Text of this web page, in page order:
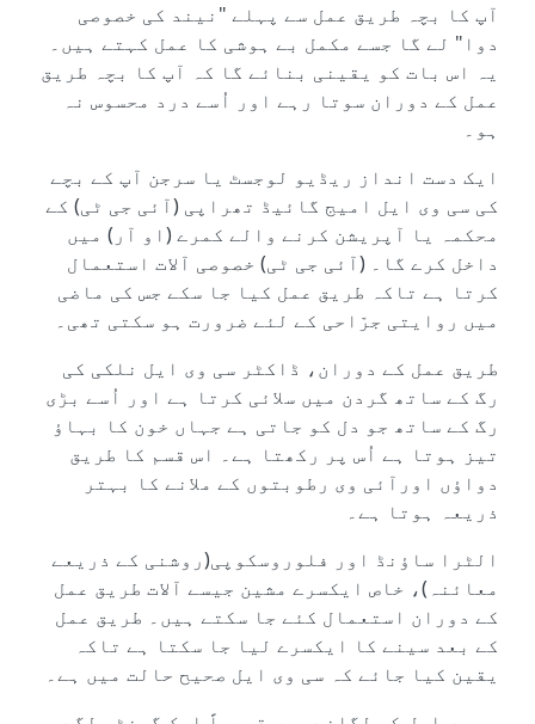
آپ کا بچہ طریق عمل سے پہلے "نیند کی خصوصی
دوا" لے گا جسے مکمل بے ہوشی کا عمل کہتے ہیں۔
یہ اس بات کو یقینی بنائے گا کہ آپ کا بچہ طریق
عمل کے دوران سوتا رہے اور اُسے درد محسوس نہ
ہو۔
ایک دست انداز ریڈیو لوجسٹ یا سرجن آپ کے بچے
کی سی وی ایل امیج گائیڈ تھراپی (آئی جی ٹی) کے
محکمہ یا آپریشن کرنے والے کمرے (او آر) میں
داخل کرے گا۔ (آئی جی ٹی) خصوصی آلات استعمال
کرتا ہے تاکہ طریق عمل کیا جا سکے جس کی ماضی
میں روایتی جرّاحی کے لئے ضرورت ہو سکتی تھی۔
طریق عمل کے دوران، ڈاکٹر سی وی ایل نلکی کی
رگ کے ساتھ گردن میں سلائی کرتا ہے اور اُسے بڑی
رگ کے ساتھ جو دل کو جاتی ہے جہاں خون کا بہاؤ
تیز ہوتا ہے اُس پر رکھتا ہے۔ اس قسم کا طریق
دواؤں اورآئی وی رطوبتوں کے ملانے کا بہتر
ذریعہ ہوتا ہے۔
الٹرا ساؤنڈ اور فلوروسکوپی(روشنی کے ذریعے
معائنہ)، خاص ایکسرے مشین جیسے آلات طریق عمل
کے دوران استعمال کئے جا سکتے ہیں۔ طریق عمل
کے بعد سینے کا ایکسرے لیا جا سکتا ہے تاکہ
یقین کیا جائے کہ سی وی ایل صحیح حالت میں ہے۔